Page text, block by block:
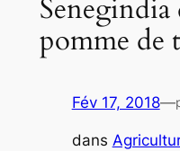
Senegindia
pomme de
Fév 17, 2018—
dans